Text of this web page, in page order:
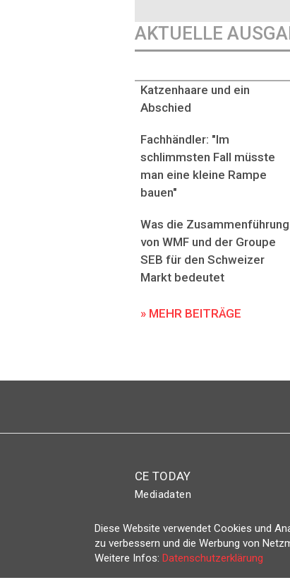
AKTUELLE
Katzenhaare und ein
Abschied
Fachhändler: "Im
schlimmsten Fall müsste
man eine kleine Rampe
bauen"
Was die Zusammenführung
von WMF und der Groupe
SEB für den Schweizer
Markt bedeutet
» MEHR BEITRÄGE
CE TODAY
Mediadaten
Magazin
Diese Website verwendet Cookies und
zu verbessern und die Werbung von
Weitere Infos:Datenschutzerklärung